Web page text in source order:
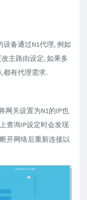
备通过N1代理, 例如
主路由设定, 如果多
都有代理需求.
网关设置为N1的IP也
查询IP设定时会发现
开网络后重新连接以